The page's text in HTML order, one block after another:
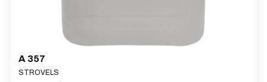
A 357
PRODUCENT
STROVELS